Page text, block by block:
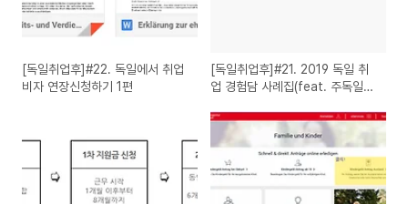
[독일취업후]#22. 독일에서 취업
비자 연장신청하기 1편
[독일취업후]#21. 2019 독일 취
업 경험담 사례집(feat. 주독일대